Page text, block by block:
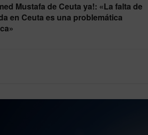
Mustafa de Ceuta ya!: «La falta de
en Ceuta es una problemática